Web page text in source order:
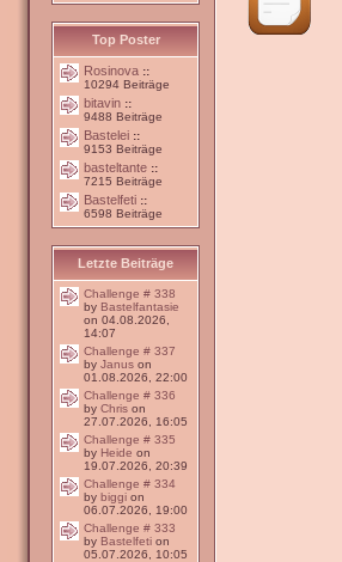
Top Poster
Rosinova ::
10294 Beiträge
bitavin ::
9488 Beiträge
Bastelei ::
9153 Beiträge
basteltante ::
7215 Beiträge
Bastelfeti ::
6598 Beiträge
Letzte Beiträge
Challenge # 338
by Bastelfantasie
on 04.08.2026,
14:07
Challenge # 337
by Janus on
01.08.2026, 22:00
Challenge # 336
by Chris on
27.07.2026, 16:05
Challenge # 335
by Heide on
19.07.2026, 20:39
Challenge # 334
by biggi on
06.07.2026, 19:00
Challenge # 333
by Bastelfeti on
05.07.2026, 10:05